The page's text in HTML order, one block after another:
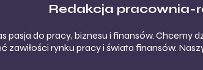
Redakcja pracownia-
pasja do pracy, biznesu i finansów.
zawiłości rynku pracy i świata finansów.